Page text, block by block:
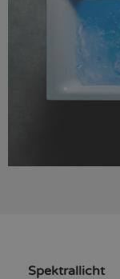
Spektrallicht